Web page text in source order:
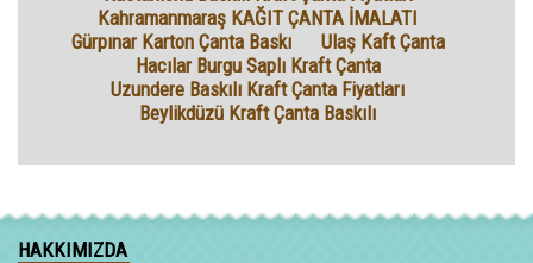
Kahramanmaraş KAĞIT ÇANTA İMALATI
Gürpınar Karton Çanta Baskı
Ulaş Kaft Çanta
Hacılar Burgu Saplı Kraft Çanta
Uzundere Baskılı Kraft Çanta Fiyatları
Beylikdüzü Kraft Çanta Baskılı
HAKKIMIZDA